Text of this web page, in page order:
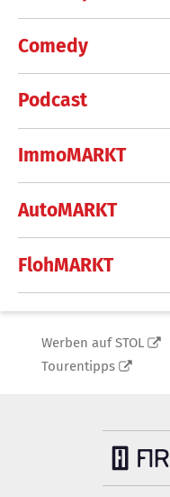
Comedy
Podcast
ImmoMARKT
AutoMARKT
FlohMARKT
Werben auf STOL
Tourentipps